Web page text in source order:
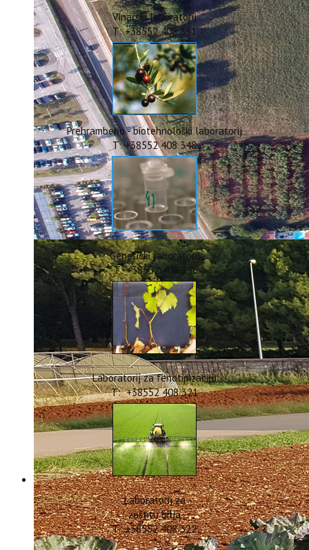
Akti Instituta
Linkovi
Kontakt
webmail
Popularizacija znanosti
ERASMUS+
HyPro4ST
DIGIAGRI
GreenTea
CIRCOLIVE
Vinarski laboratorij
T: +38552 408 331
Prehrambeno - biotehnološki laboratorij
T: +38552 408 348
Genetički laboratorij
T: +38552 408 336
Laboratorij za fenotipizaciju
T: +38552 408 321
Laboratorij za
zaštitu bilja
T: +38552 408 322